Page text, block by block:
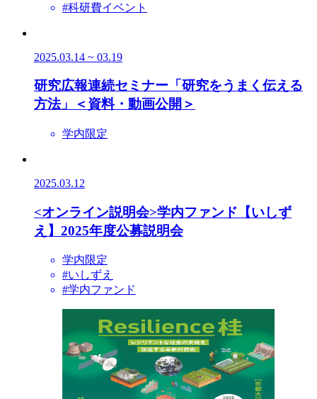
#科研費イベント
2025.03.14 ~ 03.19
研究広報連続セミナー「研究をうまく伝える
方法」＜資料・動画公開＞
学内限定
2025.03.12
<オンライン説明会>学内ファンド【いしず
え】2025年度公募説明会
学内限定
#いしずえ
#学内ファンド